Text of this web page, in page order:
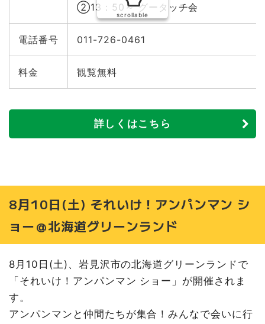
②13：50～ グータッチ会
電話番号 011-726-0461
料金 観覧無料
scrollable
詳しくはこちら
8月10日(土) それいけ！アンパンマン シ
ョー＠北海道グリーンランド
8月10日(土)、岩見沢市の北海道グリーンランドで
「それいけ！アンパンマン ショー」が開催されま
す。
アンパンマンと仲間たちが集合！みんなで会いに行